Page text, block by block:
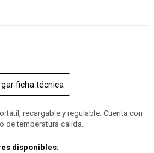
ficha técnica
recargable y regulable. Cuenta con
de temperatura calida.
disponibles: